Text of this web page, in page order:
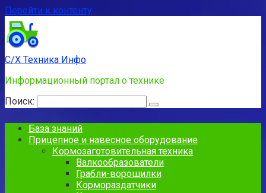
Перейти к контенту
С/Х Техника Инфо
Информационный портал о технике
Поиск:
База знаний
Прицепное и навесное оборудование
Кормозаготовительная техника
Валкообразователи
Грабли-ворошилки
Кормораздатчики